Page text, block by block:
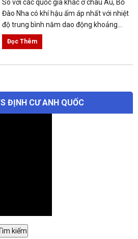
So với các quốc gia khác ở châu Âu, Bồ
Đào Nha có khí hậu ấm áp nhất với nhiệt
độ trung bình năm dao động khoảng...
Đọc Thêm
ĐỊNH CƯ ANH QUỐC
kiếm